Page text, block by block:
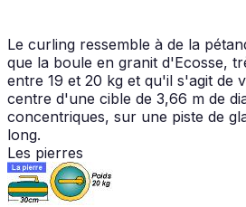
Le curling ressemble à de la
que la boule en granit d'Ecosse,
entre 19 et 20 kg et qu'il s'agit de
centre d'une cible de 3,66 m de
concentriques, sur une piste de
long.
Les pierres